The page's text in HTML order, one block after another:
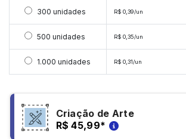
Selecionar 300 unidades
300 unidades R$ 0,39/un
Selecionar 500 unidades
500 unidades R$ 0,35/un
Selecionar 1000 unidades
1.000 unidades R$ 0,31/un
Criação de Arte
R$ 45,99*